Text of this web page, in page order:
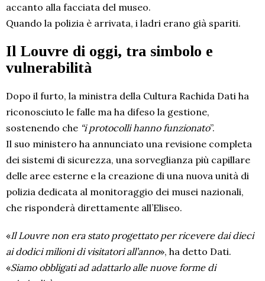
accanto alla facciata del museo.
Quando la polizia è arrivata, i ladri erano già spariti.
Il Louvre di oggi, tra simbolo e
vulnerabilità
Dopo il furto, la ministra della Cultura Rachida Dati ha
riconosciuto le falle ma ha difeso la gestione,
sostenendo che “i protocolli hanno funzionato”.
Il suo ministero ha annunciato una revisione completa
dei sistemi di sicurezza, una sorveglianza più capillare
delle aree esterne e la creazione di una nuova unità di
polizia dedicata al monitoraggio dei musei nazionali,
che risponderà direttamente all’Eliseo.
«Il Louvre non era stato progettato per ricevere dai dieci
ai dodici milioni di visitatori all’anno», ha detto Dati.
«Siamo obbligati ad adattarlo alle nuove forme di